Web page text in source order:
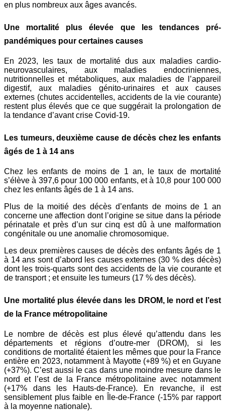
en plus nombreux aux âges avancés.
Une mortalité plus élevée que les tendances pré-
pandémiques pour certaines causes
En 2023, les taux de mortalité dus aux maladies cardio-
neurovasculaires, aux maladies endocriniennes,
nutritionnelles et métaboliques, aux maladies de l’appareil
digestif, aux maladies génito-urinaires et aux causes
externes (chutes accidentelles, accidents de la vie courante)
restent plus élevés que ce que suggérait la prolongation de
la tendance d’avant crise Covid-19.
Les tumeurs, deuxième cause de décès chez les enfants
âgés de 1 à 14 ans
Chez les enfants de moins de 1 an, le taux de mortalité
s’élève à 397,6 pour 100 000 enfants, et à 10,8 pour 100 000
chez les enfants âgés de 1 à 14 ans.
Plus de la moitié des décès d’enfants de moins de 1 an
concerne une affection dont l’origine se situe dans la période
périnatale et près d’un sur cinq est dû à une malformation
congénitale ou une anomalie chromosomique.
Les deux premières causes de décès des enfants âgés de 1
à 14 ans sont d’abord les causes externes (30 % des décès)
dont les trois-quarts sont des accidents de la vie courante et
de transport ; et ensuite les tumeurs (17 % des décès).
Une mortalité plus élevée dans les DROM, le nord et l’est
de la France métropolitaine
Le nombre de décès est plus élevé qu’attendu dans les
départements et régions d’outre-mer (DROM), si les
conditions de mortalité étaient les mêmes que pour la France
entière en 2023, notamment à Mayotte (+89 %) et en Guyane
(+37%). C’est aussi le cas dans une moindre mesure dans le
nord et l’est de la France métropolitaine avec notamment
(+17% dans les Hauts-de-France). En revanche, il est
sensiblement plus faible en Île-de-France (-15% par rapport
à la moyenne nationale).